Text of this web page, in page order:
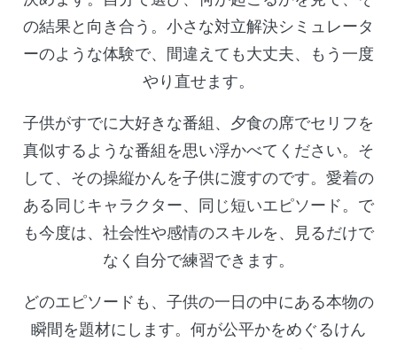
の結果と向き合う。小さな対立解決シミュレータ
ーのような体験で、間違えても大丈夫、もう一度
やり直せます。
子供がすでに大好きな番組、夕食の席でセリフを
真似するような番組を思い浮かべてください。そ
して、その操縦かんを子供に渡すのです。愛着の
ある同じキャラクター、同じ短いエピソード。で
も今度は、社会性や感情のスキルを、見るだけで
なく自分で練習できます。
どのエピソードも、子供の一日の中にある本物の
瞬間を題材にします。何が公平かをめぐるけん